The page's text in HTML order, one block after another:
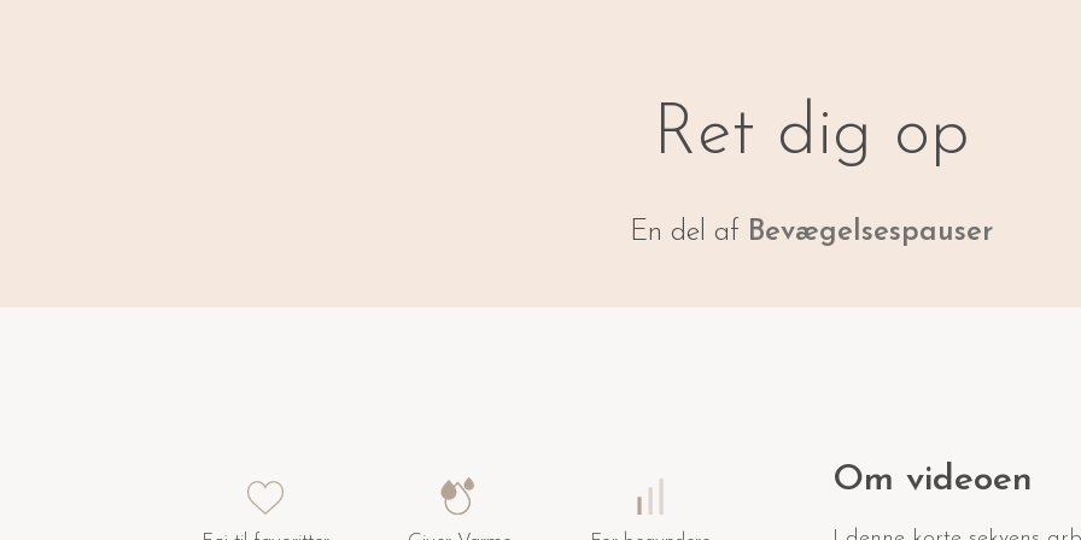
Ret dig op
En del af Bevægelsespauser
Om videoen